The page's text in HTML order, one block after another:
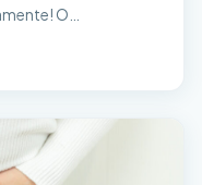
O
é importante